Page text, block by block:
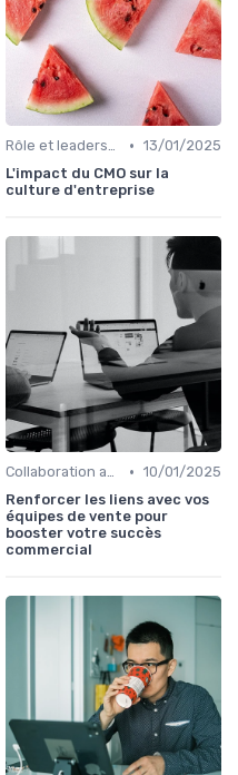
Rôle et leadership du directeur marketing • 13/01/2025
L'impact du CMO sur la
culture d'entreprise
Collaboration avec les équipes Sales • 10/01/2025
Renforcer les liens avec vos
équipes de vente pour
booster votre succès
commercial